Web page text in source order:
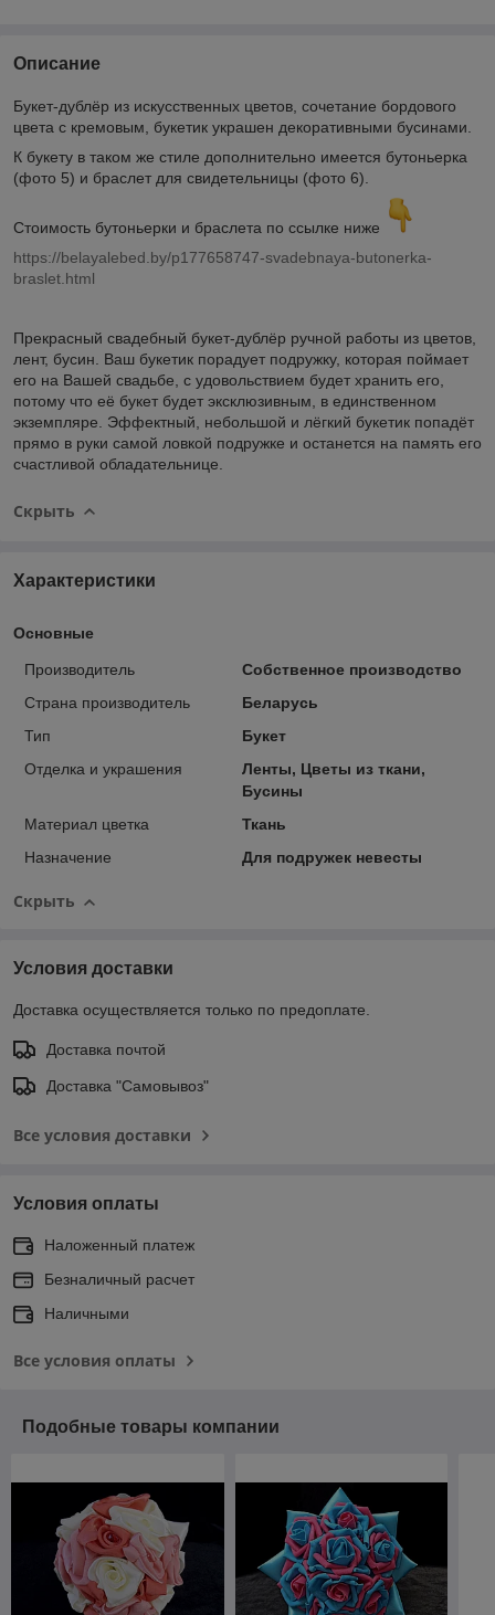
Описание
Букет-дублёр из искусственных цветов, сочетание бордового
цвета с кремовым, букетик украшен декоративными бусинами.
К букету в таком же стиле дополнительно имеется бутоньерка
(фото 5) и браслет для свидетельницы (фото 6).
Стоимость бутоньерки и браслета по ссылке ниже
https://belayalebed.by/p177658747-svadebnaya-butonerka-
braslet.html
Прекрасный свадебный букет-дублёр ручной работы из цветов,
лент, бусин. Ваш букетик порадует подружку, которая поймает
его на Вашей свадьбе, с удовольствием будет хранить его,
потому что её букет будет эксклюзивным, в единственном
экземпляре. Эффектный, небольшой и лёгкий букетик попадёт
прямо в руки самой ловкой подружке и останется на память его
счастливой обладательнице.
Скрыть
Характеристики
Основные
Производитель
Собственное производство
Страна производитель
Беларусь
Тип
Букет
Отделка и украшения
Ленты, Цветы из ткани,
Бусины
Материал цветка
Ткань
Назначение
Для подружек невесты
Скрыть
Условия доставки
Доставка осуществляется только по предоплате.
Доставка почтой
Доставка "Самовывоз"
Все условия доставки
Условия оплаты
Наложенный платеж
Безналичный расчет
Наличными
Все условия оплаты
Подобные товары компании